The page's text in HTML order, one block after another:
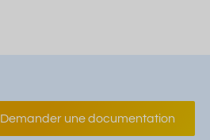
Demander une documentation